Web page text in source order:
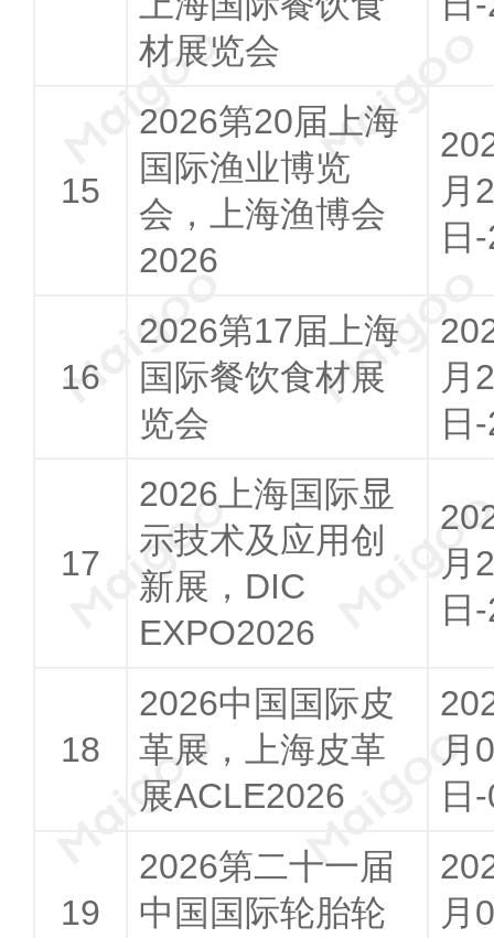
材展览会
2026第20届上海
国际渔业博览
会，上海渔博会
2026
月
日
2026第17届上海
国际餐饮食材展
览会
月
日
2026上海国际显
示技术及应用创
新展，DIC
EXPO2026
月
日
2026中国国际皮
革展，上海皮革
展ACLE2026
月
日
2026第二十一届
中国国际轮胎轮
月